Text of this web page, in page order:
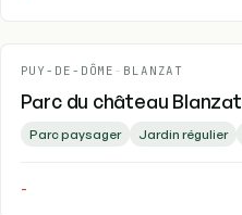
PUY-DE-DÔME - BLANZAT
Parc du château Blanzat
Parc paysager Jardin régulier
-